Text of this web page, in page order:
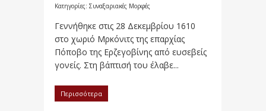
Κατηγορίες: Συναξαριακές Μορφές
Γεννήθηκε στις 28 Δεκεμβρίου 1610
στο χωριό Μρκόνιτς της επαρχίας
Πόποβο της Ερζεγοβίνης από ευσεβείς
γονείς. Στη βάπτισή του έλαβε...
Περισσότερα